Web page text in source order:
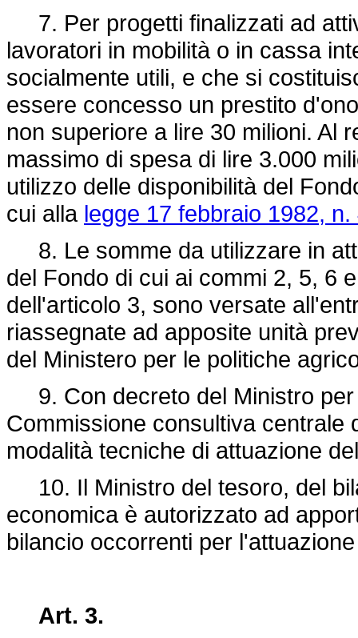
7. Per progetti finalizzati ad
lavoratori in mobilità o in cassa
socialmente utili, e che si
essere concesso un prestito
non superiore a lire 30 milioni. Al
massimo di spesa di lire 3.000
utilizzo delle disponibilità del
cui alla legge 17 febbraio 1982, n.
8. Le somme da utilizzare in
del Fondo di cui ai commi 2, 5, 6
dell'articolo 3, sono versate
riassegnate ad apposite unità
del Ministero per le politiche
9. Con decreto del Ministro per
Commissione consultiva centrale
modalità tecniche di attuazione
10. Il Ministro del tesoro, del
economica è autorizzato ad
bilancio occorrenti per
Art. 3.